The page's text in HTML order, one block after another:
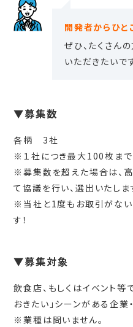
開発者からひと
ぜひ、たくさん
いただきたいで
▼募集数
各柄 3社
※１社につき最大100枚まで
※募集数を超えた場合は、
て協議を行い、選出いたしま
※当社と1度もお取引がな
す！
▼募集対象
飲食店、もしくはイベント等
おきたい」シーンがある企業
※業種は問いません。